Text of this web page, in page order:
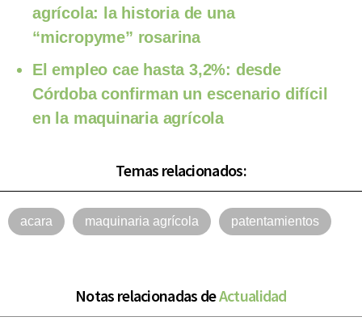
agrícola: la historia de una
“micropyme” rosarina
El empleo cae hasta 3,2%: desde
Córdoba confirman un escenario difícil
en la maquinaria agrícola
Temas relacionados:
acara maquinaria agrícola patentamientos
Notas relacionadas deActualidad